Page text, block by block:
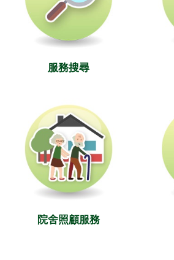
服務搜尋
院舍照顧服務